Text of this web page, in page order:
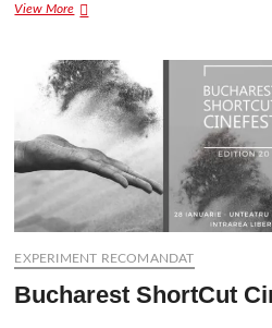
View MoreRecital
la
Sala
Unteatru
EXPERIMENT RECOMANDAT
Bucharest ShortCut